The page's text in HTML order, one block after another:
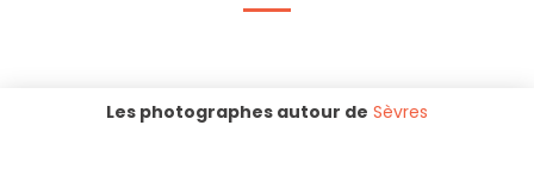
Les photographes autour de Sèvres